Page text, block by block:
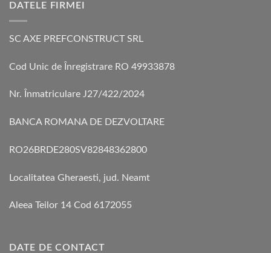
DATELE FIRMEI
SC AXE PREFCONSTRUCT SRL
Cod Unic de Înregistrare RO 49933878
Nr. Înmatriculare J27/422/2024
BANCA ROMANA DE DEZVOLTARE
RO26BRDE280SV82848362800
Localitatea Gheraesti, jud. Neamt
Aleea Teilor 14 Cod 6172055
DATE DE CONTACT